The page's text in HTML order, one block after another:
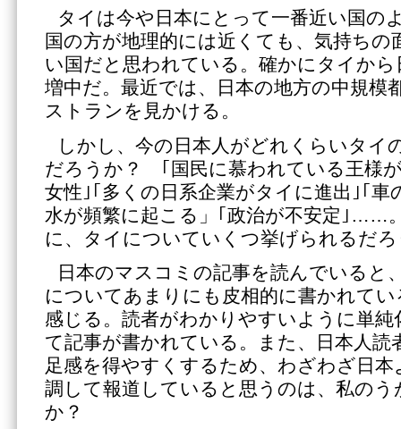
タイは今や日本にとって一番近い国の
国の方が地理的には近くても、気持ちの
い国だと思われている。確かにタイか
増中だ。最近では、日本の地方の中規模
ストランを見かける。
しかし、今の日本人がどれくらいタイ
だろうか？ ｢国民に慕われている王様
女性｣｢多くの日系企業がタイに進出｣｢車
水が頻繁に起こる」｢政治が不安定｣……
に、タイについていくつ挙げられるだ
日本のマスコミの記事を読んでいると
についてあまりにも皮相的に書かれてい
感じる。読者がわかりやすいように単純
て記事が書かれている。また、日本人読
足感を得やすくするため、わざわざ日
調して報道していると思うのは、私の
か？